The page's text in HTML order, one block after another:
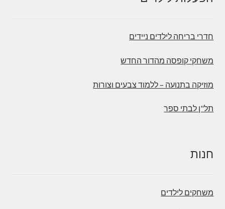
חדרי בריחה לילדים ניידים
משחקי קופסה מהדור החדש
מוזיקה בתנועה – ללמוד צבעים וצורות
תל"ן לבתי ספר
חנות
משחקים לילדים